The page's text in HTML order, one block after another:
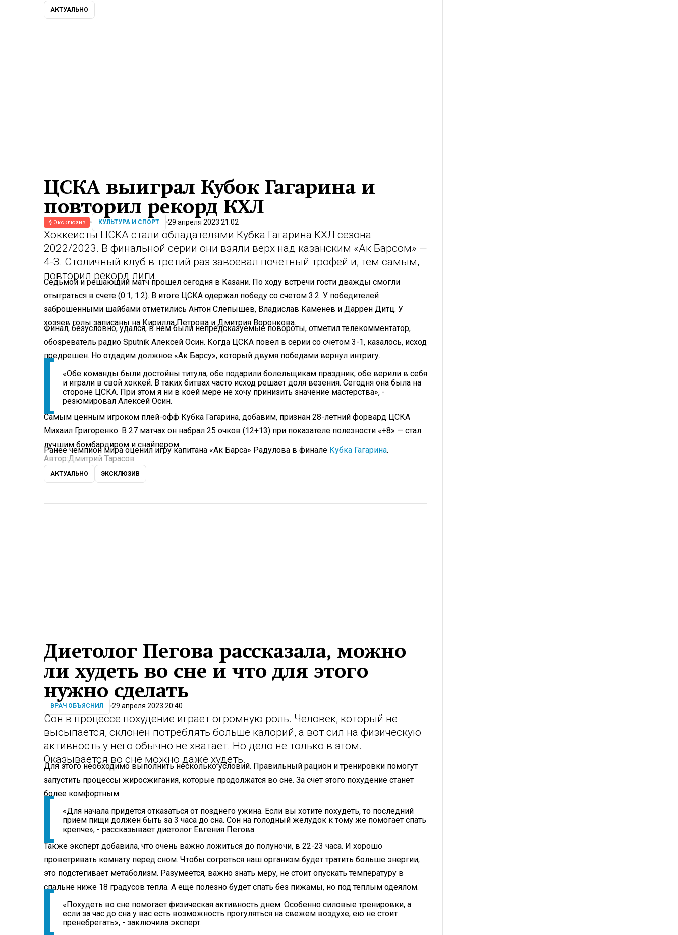
АКТУАЛЬНО
ЦСКА выиграл Кубок Гагарина и
повторил рекорд КХЛ
Эксклюзив КУЛЬТУРА И СПОРТ 29 апреля 2023 21:02
Хоккеисты ЦСКА стали обладателями Кубка Гагарина КХЛ сезона
2022/2023. В финальной серии они взяли верх над казанским «Ак Барсом» —
4-3. Столичный клуб в третий раз завоевал почетный трофей и, тем самым,
повторил рекорд лиги.
Седьмой и решающий матч прошел сегодня в Казани. По ходу встречи гости дважды смогли
отыграться в счете (0:1, 1:2). В итоге ЦСКА одержал победу со счетом 3:2. У победителей
заброшенными шайбами отметились Антон Слепышев, Владислав Каменев и Даррен Дитц. У
хозяев голы записаны на Кирилла Петрова и Дмитрия Воронкова.
Финал, безусловно, удался, в нем были непредсказуемые повороты, отметил телекомментатор,
обозреватель радио Sputnik Алексей Осин. Когда ЦСКА повел в серии со счетом 3-1, казалось, исход
предрешен. Но отдадим должное «Ак Барсу», который двумя победами вернул интригу.
«Обе команды были достойны титула, обе подарили болельщикам праздник, обе верили в себя
и играли в свой хоккей. В таких битвах часто исход решает доля везения. Сегодня она была на
стороне ЦСКА. При этом я ни в коей мере не хочу принизить значение мастерства», -
резюмировал Алексей Осин.
Самым ценным игроком плей-офф Кубка Гагарина, добавим, признан 28-летний форвард ЦСКА
Михаил Григоренко. В 27 матчах он набрал 25 очков (12+13) при показателе полезности «+8» — стал
лучшим бомбардиром и снайпером.
Ранее чемпион мира оценил игру капитана «Ак Барса» Радулова в финале Кубка Гагарина.
Автор:Дмитрий Тарасов
АКТУАЛЬНО ЭКСКЛЮЗИВ
Диетолог Пегова рассказала, можно
ли худеть во сне и что для этого
нужно сделать
ВРАЧ ОБЪЯСНИЛ 29 апреля 2023 20:40
Сон в процессе похудение играет огромную роль. Человек, который не
высыпается, склонен потреблять больше калорий, а вот сил на физическую
активность у него обычно не хватает. Но дело не только в этом.
Оказывается во сне можно даже худеть.
Для этого необходимо выполнить несколько условий. Правильный рацион и тренировки помогут
запустить процессы жиросжигания, которые продолжатся во сне. За счет этого похудение станет
более комфортным.
«Для начала придется отказаться от позднего ужина. Если вы хотите похудеть, то последний
прием пищи должен быть за 3 часа до сна. Сон на голодный желудок к тому же помогает спать
крепче», - рассказывает диетолог Евгения Пегова.
Также эксперт добавила, что очень важно ложиться до полуночи, в 22-23 часа. И хорошо
проветривать комнату перед сном. Чтобы согреться наш организм будет тратить больше энергии,
это подстегивает метаболизм. Разумеется, важно знать меру, не стоит опускать температуру в
спальне ниже 18 градусов тепла. А еще полезно будет спать без пижамы, но под теплым одеялом.
«Похудеть во сне помогает физическая активность днем. Особенно силовые тренировки, а
если за час до сна у вас есть возможность прогуляться на свежем воздухе, ею не стоит
пренебрегать», - заключила эксперт.